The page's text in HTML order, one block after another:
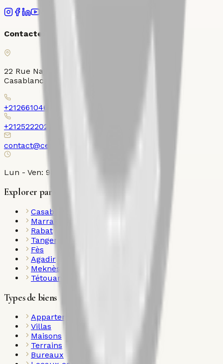
Contactez-nous
22 Rue Najib Mahfoud, Place Ollier, Gauthier,
Casablanca 20000
+212661046526
+212522202120
contact@century21ollier.com
Lun - Ven: 9h00 - 18h00
Explorer par ville
Casablanca
Marrakech
Rabat
Tanger
Fès
Agadir
Meknès
Tétouan
Types de biens
Appartements
Villas
Maisons
Terrains
Bureaux